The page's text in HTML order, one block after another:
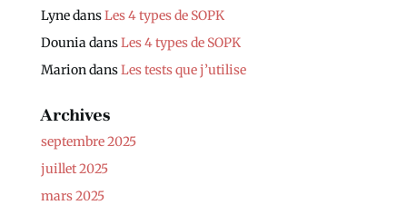
LynedansLes 4 types de SOPK
DouniadansLes 4 types de SOPK
MariondansLes tests que j’utilise
Archives
septembre 2025
juillet 2025
mars 2025